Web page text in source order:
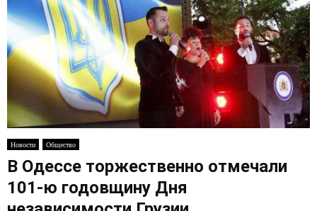
Новости Общество
В Одессе торжественно отмечали
101-ю годовщину Дня